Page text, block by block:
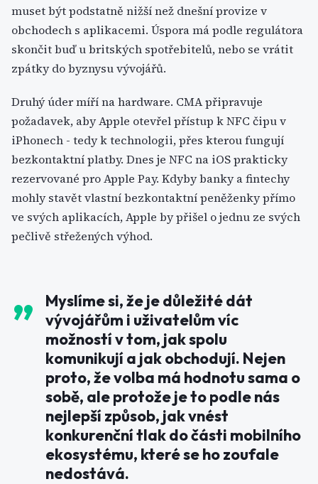
muset být podstatně nižší než dnešní provize v
obchodech s aplikacemi. Úspora má podle regulátora
skončit buď u britských spotřebitelů, nebo se vrátit
zpátky do byznysu vývojářů.
Druhý úder míří na hardware. CMA připravuje
požadavek, aby Apple otevřel přístup k NFC čipu v
iPhonech - tedy k technologii, přes kterou fungují
bezkontaktní platby. Dnes je NFC na iOS prakticky
rezervované pro Apple Pay. Kdyby banky a fintechy
mohly stavět vlastní bezkontaktní peněženky přímo
ve svých aplikacích, Apple by přišel o jednu ze svých
pečlivě střežených výhod.
Myslíme si, že je důležité dát
vývojářům i uživatelům víc
možností v tom, jak spolu
komunikují a jak obchodují. Nejen
proto, že volba má hodnotu sama o
sobě, ale protože je to podle nás
nejlepší způsob, jak vnést
konkurenční tlak do části mobilního
ekosystému, které se ho zoufale
nedostává.